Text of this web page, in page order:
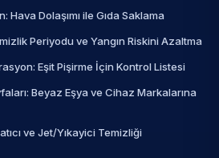
Hava Dolaşımı ile Gıda Saklama
Periyodu ve Yangın Riskini Azaltma
Eşit Pişirme İçin Kontrol Listesi
Beyaz Eşya ve Cihaz Markalarına
ve Jet/Yıkayici Temizliği